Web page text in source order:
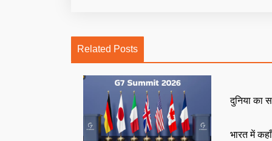
Related Posts
दुनिया का
भारत में